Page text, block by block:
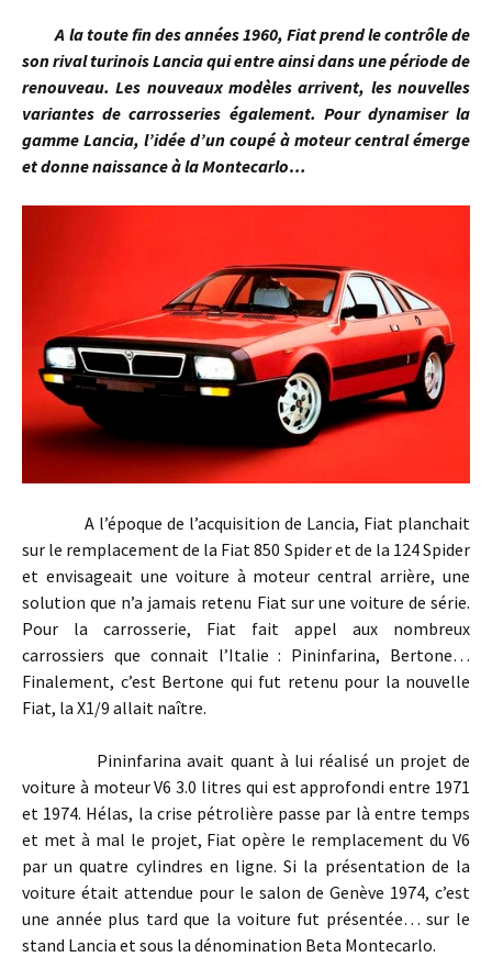
A la toute fin des années 1960, Fiat prend le contrôle de
son rival turinois Lancia qui entre ainsi dans une période de
renouveau. Les nouveaux modèles arrivent, les nouvelles
variantes de carrosseries également. Pour dynamiser la
gamme Lancia, l’idée d’un coupé à moteur central émerge
et donne naissance à la Montecarlo…
A l’époque de l’acquisition de Lancia, Fiat planchait
sur le remplacement de la Fiat 850 Spider et de la 124 Spider
et envisageait une voiture à moteur central arrière, une
solution que n’a jamais retenu Fiat sur une voiture de série.
Pour la carrosserie, Fiat fait appel aux nombreux
carrossiers que connait l’Italie : Pininfarina, Bertone…
Finalement, c’est Bertone qui fut retenu pour la nouvelle
Fiat, la X1/9 allait naître.
Pininfarina avait quant à lui réalisé un projet de
voiture à moteur V6 3.0 litres qui est approfondi entre 1971
et 1974. Hélas, la crise pétrolière passe par là entre temps
et met à mal le projet, Fiat opère le remplacement du V6
par un quatre cylindres en ligne. Si la présentation de la
voiture était attendue pour le salon de Genève 1974, c’est
une année plus tard que la voiture fut présentée… sur le
stand Lancia et sous la dénomination Beta Montecarlo.